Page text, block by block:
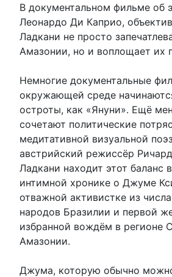
В документальном фильме об
Леонардо Ди Каприо,
Ладкани не просто
Амазонии, но и воплощает их
Немногие документальные
окружающей среде
остроты, как «Януни». Ещё
сочетают политические
медитативной визуальной
австрийский режиссёр Ричард
Ладкани находит этот баланс
интимной хронике о Джуме
отважной активистке из
народов Бразилии и первой
избранной вождём в регионе
Амазонии.
Джума, которую обычно